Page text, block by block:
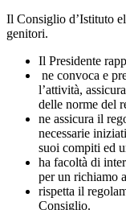
Il Consiglio d’Istituto
genitori.
Il Presidente
ne convoca e
l’attività,
delle norme del
ne assicura il
necessarie
suoi compiti ed
ha facoltà di
per un richiamo
rispetta il
Consiglio.